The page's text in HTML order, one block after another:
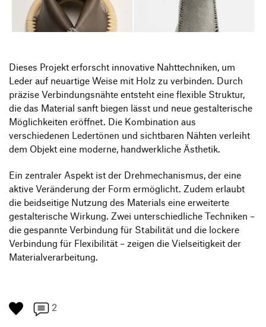
Transfer und Kooperation
Produktgestaltung B.A.
Strategische Gestaltung M.A.
Dieses Projekt erforscht innovative Nahttechniken, um
Leder auf neuartige Weise mit Holz zu verbinden. Durch
präzise Verbindungsnähte entsteht eine flexible Struktur,
die das Material sanft biegen lässt und neue gestalterische
Möglichkeiten eröffnet. Die Kombination aus
verschiedenen Ledertönen und sichtbaren Nähten verleiht
dem Objekt eine moderne, handwerkliche Ästhetik.
Ein zentraler Aspekt ist der Drehmechanismus, der eine
aktive Veränderung der Form ermöglicht. Zudem erlaubt
die beidseitige Nutzung des Materials eine erweiterte
gestalterische Wirkung. Zwei unterschiedliche Techniken –
die gespannte Verbindung für Stabilität und die lockere
Verbindung für Flexibilität – zeigen die Vielseitigkeit der
Materialverarbeitung.
2